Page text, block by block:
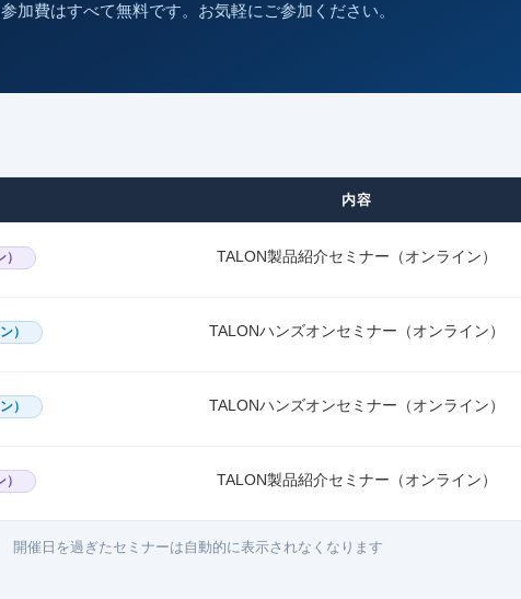
参加費はすべて無料です。お気軽にご参加ください。
内容
TALON製品紹介セミナー（オンライン）
） TALONハンズオンセミナー（オンライン）
） TALONハンズオンセミナー（オンライン）
TALON製品紹介セミナー（オンライン）
開催日を過ぎたセミナーは自動的に表示されなくなります